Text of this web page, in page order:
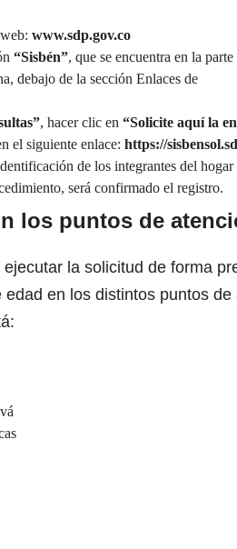
www.sdp.gov.co
“Sisbén”, que se encuentra en la parte
debajo de la sección Enlaces de
, hacer clic en “Solicite aquí la
el siguiente enlace: https://
de los integrantes del
será confirmado el registro.
los puntos de
la solicitud de forma
edad en los distintos puntos de